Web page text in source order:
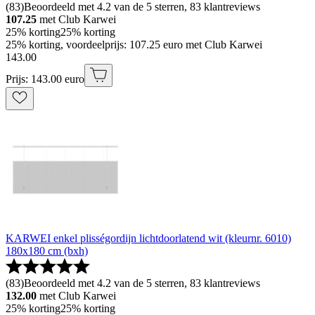
(83)Beoordeeld met 4.2 van de 5 sterren, 83 klantreviews
107.25 met Club Karwei
25% korting25% korting
25% korting, voordeelprijs: 107.25 euro met Club Karwei
143.00
Prijs: 143.00 euro
KARWEI enkel plisségordijn lichtdoorlatend wit (kleurnr. 6010)
180x180 cm (bxh)
(83)Beoordeeld met 4.2 van de 5 sterren, 83 klantreviews
132.00 met Club Karwei
25% korting25% korting